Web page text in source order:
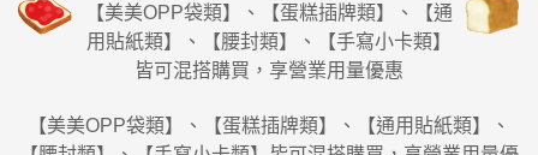
【美美OPP袋類】、【蛋糕插牌類】、【通
用貼紙類】、【腰封類】、【手寫小卡類】
皆可混搭購買，享營業用量優惠
【美美OPP袋類】、【蛋糕插牌類】、【通用貼紙類】、